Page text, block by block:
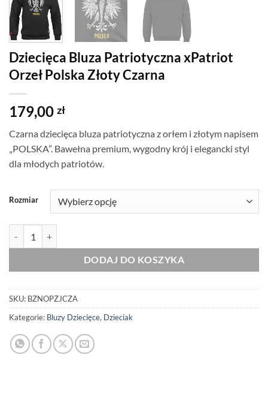
Dziecięca Bluza Patriotyczna xPatriot
Orzeł Polska Złoty Czarna
179,00 zł
Czarna dziecięca bluza patriotyczna z orłem i złotym napisem
„POLSKA”. Bawełna premium, wygodny krój i elegancki styl
dla młodych patriotów.
Rozmiar
DODAJ DO KOSZYKA
SKU: BZNOPZJCZA
Kategorie: Bluzy Dziecięce, Dzieciak